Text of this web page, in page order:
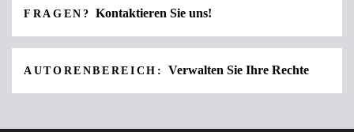
FRAGEN?Kontaktieren Sie uns!
AUTORENBEREICH: Verwalten Sie Ihre Rechte